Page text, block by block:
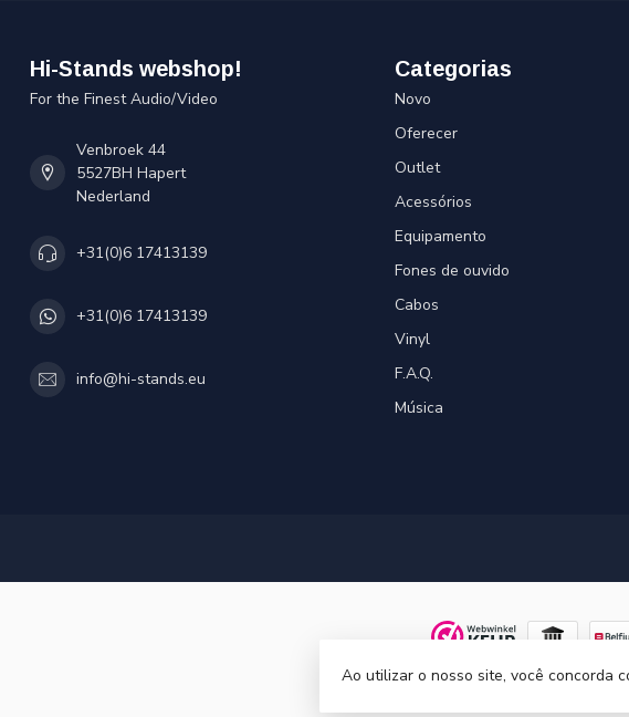
Hi-Stands webshop!
For the Finest Audio/Video
Venbroek 44
5527BH Hapert
Nederland
+31(0)6 17413139
+31(0)6 17413139
info@hi-stands.eu
Categorias
Novo
Oferecer
Outlet
Acessórios
Equipamento
Fones de ouvido
Cabos
Vinyl
F.A.Q.
Música
Ao utilizar o nosso site, você concorda